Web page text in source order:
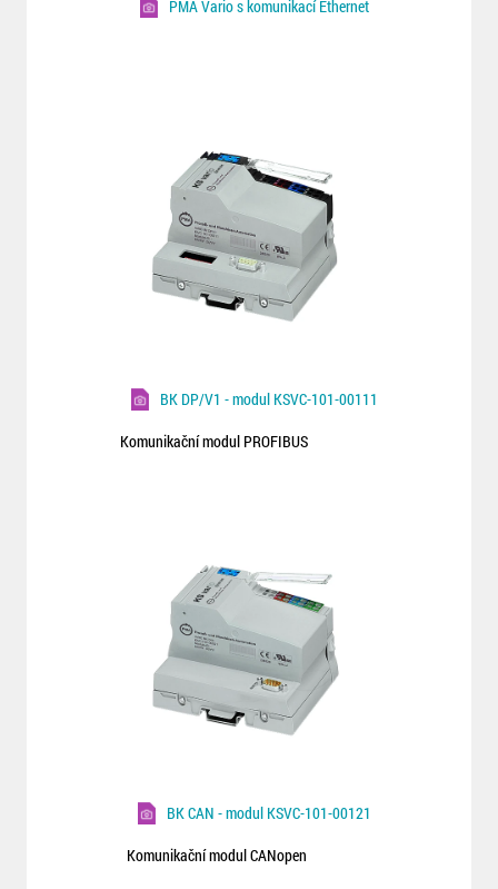
PMA Vario s komunikací Ethernet
BK DP/V1 - modul KSVC-101-00111
Komunikační modul PROFIBUS
BK CAN - modul KSVC-101-00121
Komunikační modul CANopen